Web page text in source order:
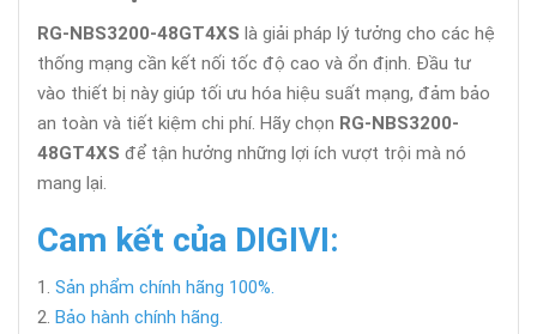
RG-NBS3200-48GT4XS là giải pháp lý tưởng cho các hệ
thống mạng cần kết nối tốc độ cao và ổn định. Đầu tư
vào thiết bị này giúp tối ưu hóa hiệu suất mạng, đảm bảo
an toàn và tiết kiệm chi phí. Hãy chọn RG-NBS3200-
48GT4XS để tận hưởng những lợi ích vượt trội mà nó
mang lại.
Cam kết của DIGIVI:
Sản phẩm chính hãng 100%.
Bảo hành chính hãng.